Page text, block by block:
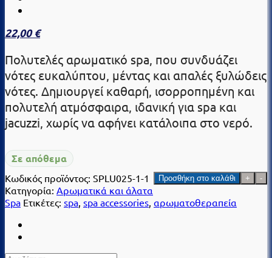
22,00€
Πολυτελές αρωματικό spa, που συνδυάζει
νότες ευκαλύπτου, μέντας και απαλές ξυλώδεις
νότες. Δημιουργεί καθαρή, ισορροπημένη και
πολυτελή ατμόσφαιρα, ιδανική για spa και
jacuzzi, χωρίς να αφήνει κατάλοιπα στο νερό.
Σε απόθεμα
Luxe
Αρωματικό
Spa
Εκλεπτυσμένη
Πολυτέλεια
Προσθήκη στο καλάθι
Κωδικός προϊόντος: SPLU025-1-1
Κατηγορία: Αρωματικά και άλατα
Spa Ετικέτες: spa spa accessories αρωματοθεραπεία